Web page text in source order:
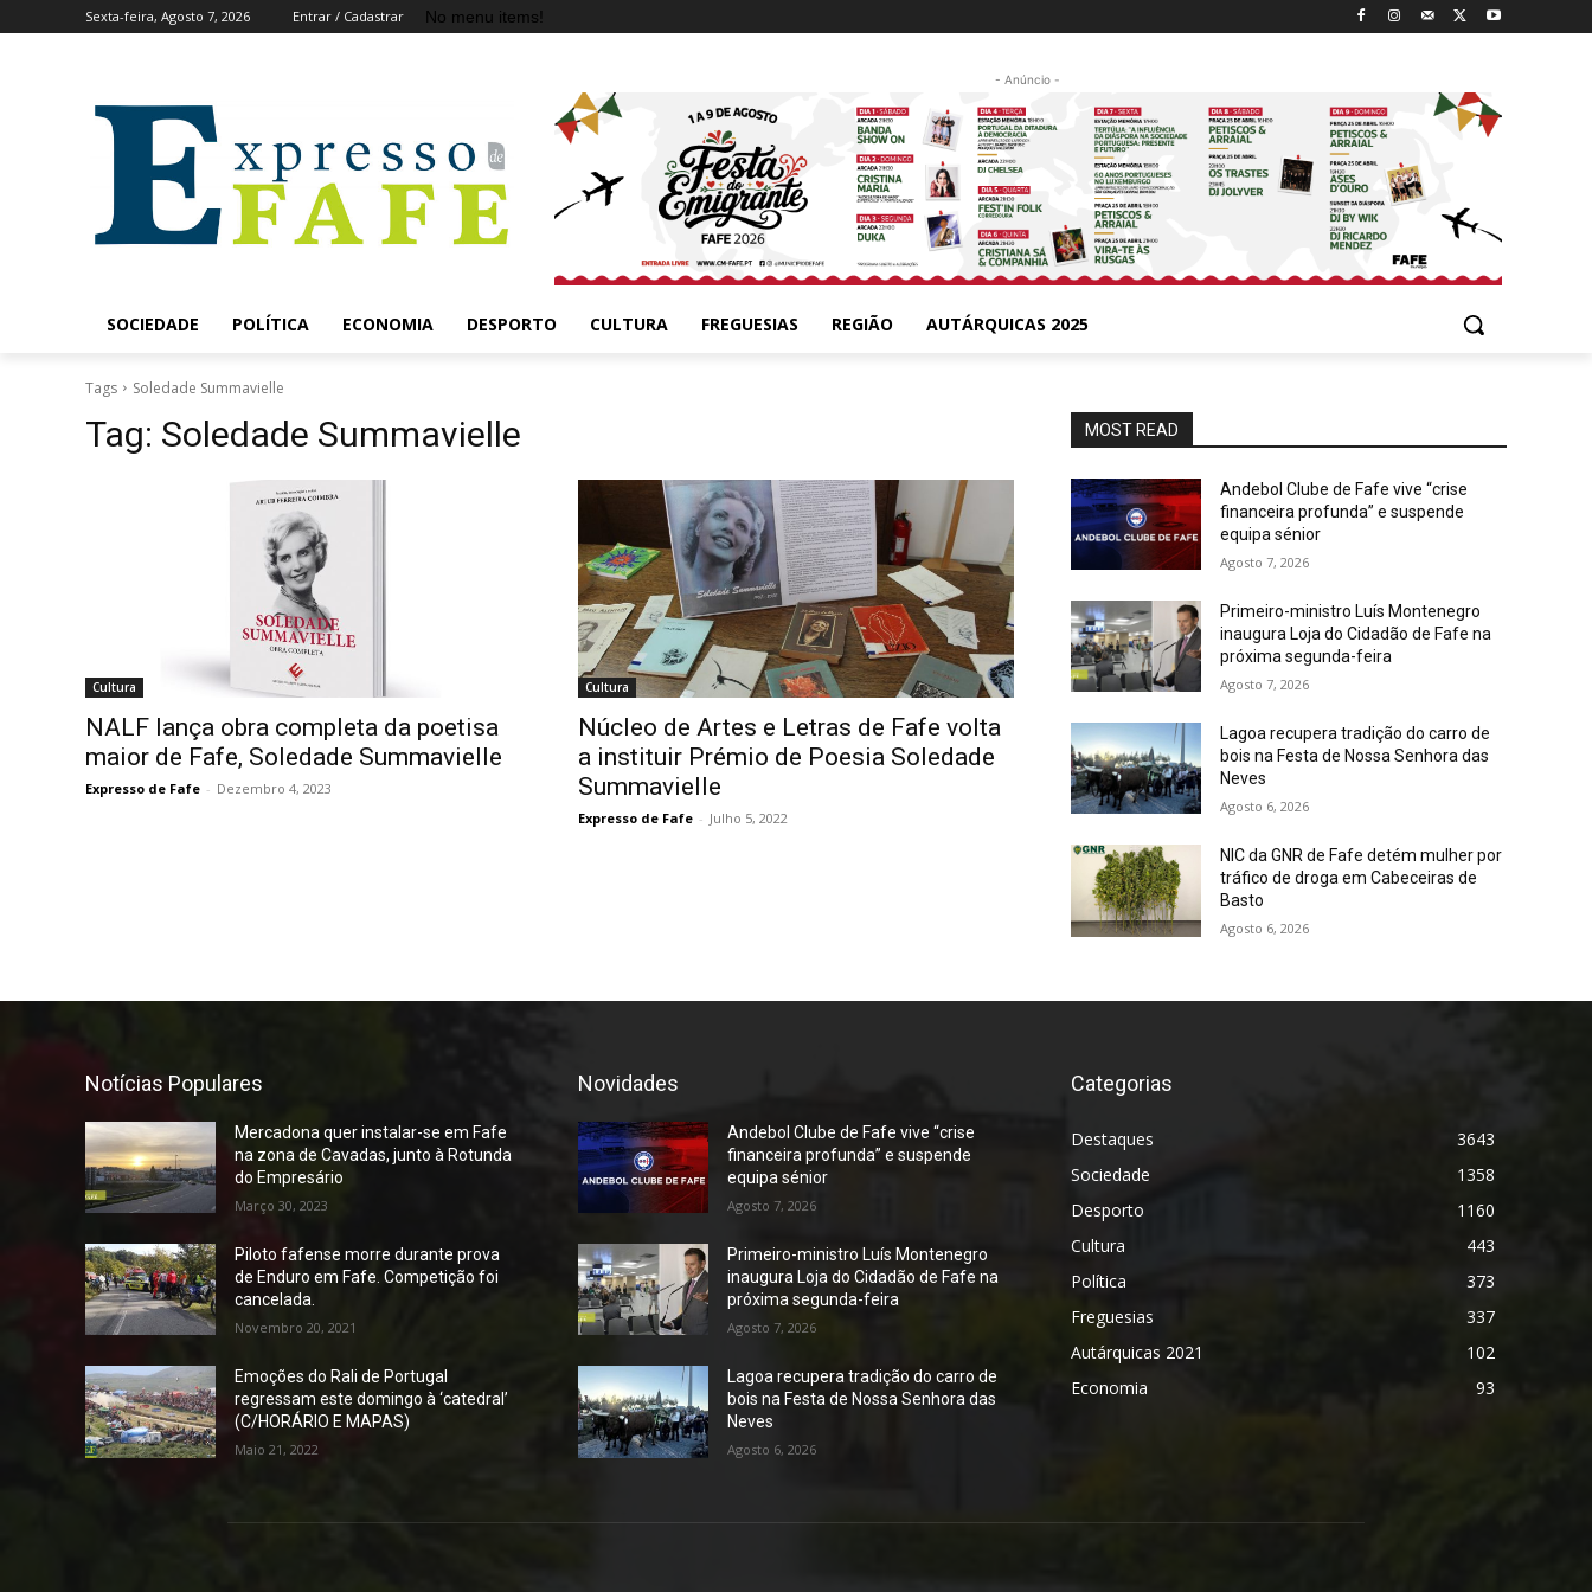
Sexta-feira, Agosto 7, 2026 Entrar / Cadastrar No menu items!
- Anúncio -
SOCIEDADE POLÍTICA ECONOMIA DESPORTO CULTURA FREGUESIAS REGIÃO AUTÁRQUICAS 2025
Tags Soledade Summavielle
Tag: Soledade Summavielle
Cultura
NALF lança obra completa da poetisa
maior de Fafe, Soledade Summavielle
Expresso de Fafe - Dezembro 4, 2023
Cultura
Núcleo de Artes e Letras de Fafe volta
a instituir Prémio de Poesia Soledade
Summavielle
Expresso de Fafe - Julho 5, 2022
MOST READ
Andebol Clube de Fafe vive “crise
financeira profunda” e suspende
equipa sénior
Agosto 7, 2026
Primeiro-ministro Luís Montenegro
inaugura Loja do Cidadão de Fafe na
próxima segunda-feira
Agosto 7, 2026
Lagoa recupera tradição do carro de
bois na Festa de Nossa Senhora das
Neves
Agosto 6, 2026
NIC da GNR de Fafe detém mulher por
tráfico de droga em Cabeceiras de
Basto
Agosto 6, 2026
Notícias Populares
Mercadona quer instalar-se em Fafe
na zona de Cavadas, junto à Rotunda
do Empresário
Março 30, 2023
Piloto fafense morre durante prova
de Enduro em Fafe. Competição foi
cancelada.
Novembro 20, 2021
Emoções do Rali de Portugal
regressam este domingo à ‘catedral’
(C/HORÁRIO E MAPAS)
Maio 21, 2022
Novidades
Andebol Clube de Fafe vive “crise
financeira profunda” e suspende
equipa sénior
Agosto 7, 2026
Primeiro-ministro Luís Montenegro
inaugura Loja do Cidadão de Fafe na
próxima segunda-feira
Agosto 7, 2026
Lagoa recupera tradição do carro de
bois na Festa de Nossa Senhora das
Neves
Agosto 6, 2026
Categorias
Destaques
3643
Sociedade
1358
Desporto
1160
Cultura
443
Política
373
Freguesias
337
Autárquicas 2021
102
Economia
93